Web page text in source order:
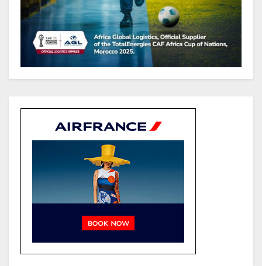
Gabon : Les paiements d’intérêts
de la dette absorbent 20 à 30 % des
recettes, tandis que le service
total pourrait atteindre 80 à 115 %
des recettes budgétaires
l’identité de Bombé Marcel auprès
de la communauté Babongo
Gabon : AGL confirme son
positionnement de partenaire de
industriels et d’infrastructures du